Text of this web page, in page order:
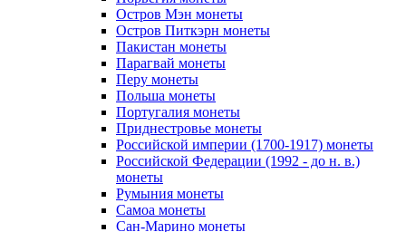
Остров Мэн монеты
Остров Питкэрн монеты
Пакистан монеты
Парагвай монеты
Перу монеты
Польша монеты
Португалия монеты
Приднестровье монеты
Российской империи (1700-1917) монеты
Российской Федерации (1992 - до н. в.)
монеты
Румыния монеты
Самоа монеты
Сан-Марино монеты